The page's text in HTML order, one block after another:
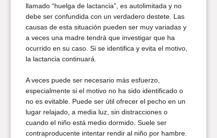
llamado “huelga de lactancia”, es autolimitada y no
debe ser confundida con un verdadero destete. Las
causas de esta situación pueden ser muy variadas y
a veces una madre tendrá que investigar que ha
ocurrido en su caso. Si se identifica y evita el motivo,
la lactancia continuará.
A veces puede ser necesario más esfuerzo,
especialmente si el motivo no ha sido identificado o
no es evitable. Puede ser útil ofrecer el pecho en un
lugar relajado, a media luz, sin distracciones o
cuando el niño está medio dormido. Suele ser
contraproducente intentar rendir al niño por hambre.